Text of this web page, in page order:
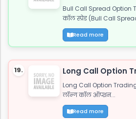
Bull Call Spread Option
कॉल स्प्रेड (Bull Call
Read more
19. Long Call Option
Long Call Option
लॉन्ग कॉल ऑप्शन...
Read more